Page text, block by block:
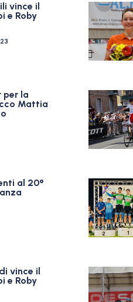
vince il
e Roby
per la
Mattia
al 20°
vince il
e Roby